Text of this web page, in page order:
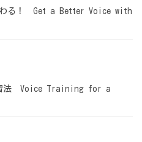
わる！ Get a Better Voice with
習法 Voice Training for a